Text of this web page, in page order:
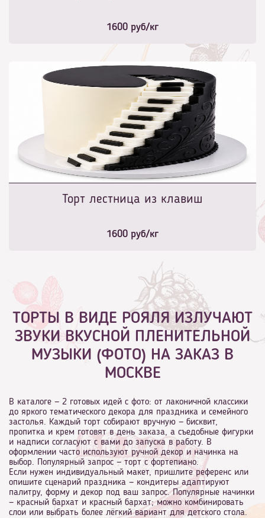
1600 руб/кг
Торт лестница из клавиш
1600 руб/кг
ТОРТЫ В ВИДЕ РОЯЛЯ ИЗЛУЧАЮТ
ЗВУКИ ВКУСНОЙ ПЛЕНИТЕЛЬНОЙ
МУЗЫКИ (ФОТО) НА ЗАКАЗ В
МОСКВЕ
В каталоге — 2 готовых идей с фото: от лаконичной классики
до яркого тематического декора для праздника и семейного
застолья. Каждый торт собирают вручную — бисквит,
пропитка и крем готовят в день заказа, а съедобные фигурки
и надписи согласуют с вами до запуска в работу. В
оформлении часто используют ручной декор и начинка на
выбор. Популярный запрос — торт с фортепиано.
Если нужен индивидуальный макет, пришлите референс или
опишите сценарий праздника — кондитеры адаптируют
палитру, форму и декор под ваш запрос. Популярные начинки
— красный бархат и красный бархат; можно комбинировать
слои или выбрать более лёгкий вариант для детского стола.